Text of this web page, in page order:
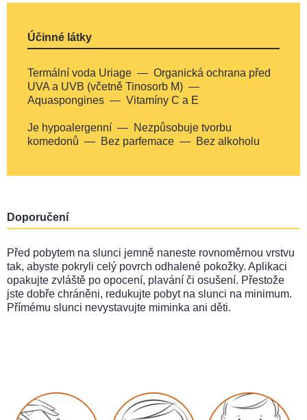
Účinné látky
Termální voda Uriage
Organická ochrana před
UVA a UVB (včetně Tinosorb M)
Aquaspongines
Vitamíny C a E
Je hypoalergenní
Nezpůsobuje tvorbu
komedonů
Bez parfemace Bez alkoholu
Doporučení
Před pobytem na slunci jemně naneste rovnoměrnou vrstvu
tak, abyste pokryli celý povrch odhalené pokožky. Aplikaci
opakujte zvláště po opocení, plavání či osušení. Přestože
jste dobře chráněni, redukujte pobyt na slunci na minimum.
Přímému slunci nevystavujte miminka ani děti.